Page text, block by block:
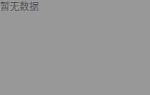
暂无数据